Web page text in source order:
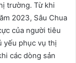
trường. Từ khi
2023, Sâu Chua
của người tiêu
yếu phục vụ thị
các dòng sản